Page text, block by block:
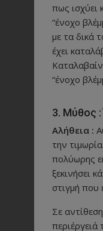
πως ισχύει
“ένοχο
με τα δικά
έχει
“ένοχο
3. Μύθος :
Αλήθεια :
την
πολύωρης
ξεκινήσει
στιγμή που
Σε